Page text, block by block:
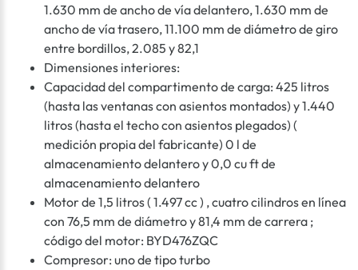
1.630 mm de ancho de vía delantero, 1.630 mm de
ancho de vía trasero, 11.100 mm de diámetro de giro
entre bordillos, 2.085 y 82,1
Dimensiones interiores:
Capacidad del compartimento de carga: 425 litros
(hasta las ventanas con asientos montados) y 1.440
litros (hasta el techo con asientos plegados) (
medición propia del fabricante) 0 l de
almacenamiento delantero y 0,0 cu ft de
almacenamiento delantero
Motor de 1,5 litros ( 1.497 cc ) , cuatro cilindros en línea
con 76,5 mm de diámetro y 81,4 mm de carrera ;
código del motor: BYD476ZQC
Compresor: uno de tipo turbo